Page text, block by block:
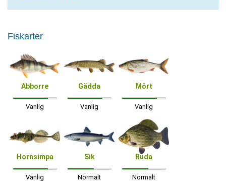
Fiskarter
Abborre
Vanlig
Gädda
Vanlig
Mört
Vanlig
Hornsimpa
Vanlig
Sik
Normalt
Ruda
Normalt